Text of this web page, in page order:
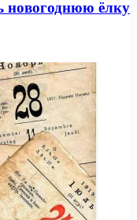
новогоднюю ёлку